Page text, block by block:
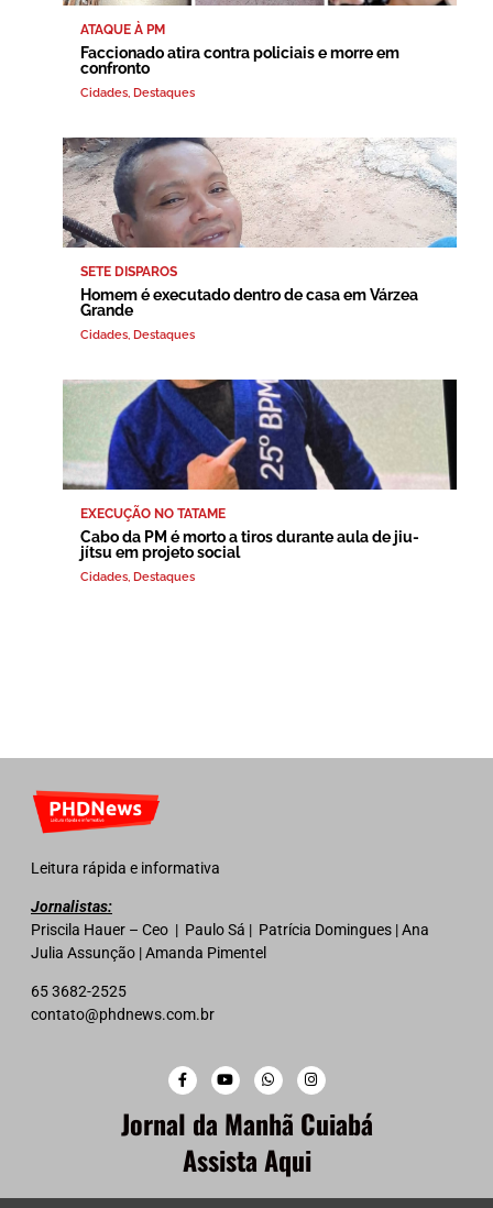
ATAQUE À PM
Faccionado atira contra policiais e morre em
confronto
Cidades, Destaques
SETE DISPAROS
Homem é executado dentro de casa em Várzea
Grande
Cidades, Destaques
EXECUÇÃO NO TATAME
Cabo da PM é morto a tiros durante aula de jiu-
jítsu em projeto social
Cidades, Destaques
Leitura rápida e informativa
Jornalistas:
Priscila Hauer – Ceo | Paulo Sá | Patrícia Domingues | Ana
Julia Assunção | Amanda Pimentel
65 3682-2525
contato@phdnews.com.br
Jornal da Manhã Cuiabá
Assista Aqui